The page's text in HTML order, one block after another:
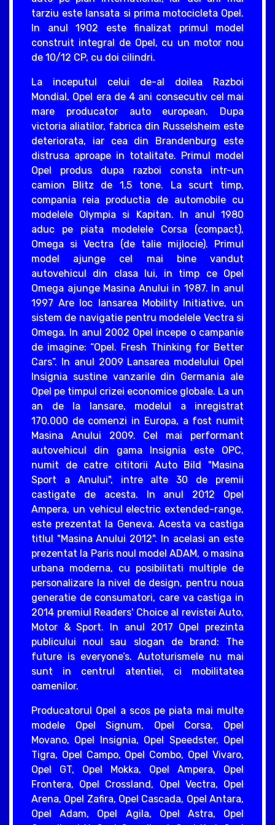
tarziu este lansata si prima motocicleta Opel.
In anul 1902 este finalizat primul model
construit integral de Opel, cu un motor nou
de 10/12 CP, cu doi cilindri.
La inceputul celui de-al doilea Razboi
Mondial, Opel era de 4 ani consecutiv cel mai
mare producator auto european. Dupa
victoria aliatilor, fabrica din Russelsheim este
deteriorata, iar cea din Brandenburg este
distrusa aproape in totalitate. Primul model
Opel produs dupa razboi consta intr-un
camion Blitz de 1,5 tone. La scurt timp,
compania reia productia de automobile cu
modelele Olympia si Kapitan. In anul 1980
aduc pe piata modelele Corsa (compact),
Omega si Vectra (de talie mijlocie). Primul
model ajunge cel mai bine vandut
autovehicul din clasa lui, in timp ce Opel
Omega ajunge Masina Anului in 1987. In anul
1997 Are loc lansarea Mobility Initiative, un
sistem de navigatie pentru modelele Vectra si
Omega. In anul 2002 Opel incepe o campanie
de imagine: “Opel. Fresh Thinking for Better
Cars”. In anul 2009 Lansarea modelului Opel
Insignia sustine vanzarile din Germania ale
Opel pe timpul crizei economice globale. La un
an de la lansare, modelul a inregistrat
170.000 de comenzi in Europa, a fost numit
Masina Anului 2009. Cel mai performant
autovehicul din gama Insignia este OPC,
numit de catre cititorii Auto Bild "Masina
Sport a Anului", intre alte 30 de premii
castigate de acesta. In anul 2012 Opel
Ampera, un vehicul electric extended-range,
este prezentat la Geneva. Acesta va castiga
titlul "Masina Anului 2012". In acelasi an este
prezentat la Paris noul model ADAM, o masina
urbana moderna, cu posibilitati multiple de
personalizare la nivel de design, pentru noua
generatie de consumatori, care va castiga in
2014 premiul Readers' Choice al revistei Auto,
Motor & Sport. In anul 2017 Opel prezinta
publicului noul sau slogan de brand: The
future is everyone’s. Autoturismele nu mai
sunt in centrul atentiei, ci mobilitatea
oamenilor.
Producatorul Opel a scos pe piata mai multe
modele Opel Signum, Opel Corsa, Opel
Movano, Opel Insignia, Opel Speedster, Opel
Tigra, Opel Campo, Opel Combo, Opel Vivaro,
Opel GT, Opel Mokka, Opel Ampera, Opel
Frontera, Opel Crossland, Opel Vectra, Opel
Arena, Opel Zafira, Opel Cascada, Opel Antara,
Opel Adam, Opel Agila, Opel Astra, Opel